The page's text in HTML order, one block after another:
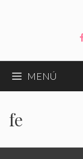
MENÚ
fe